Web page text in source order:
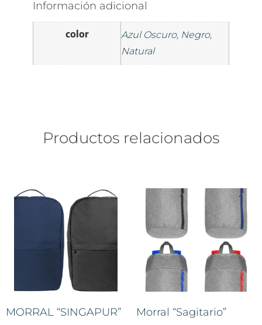
Información adicional
color
Azul Oscuro, Negro,
Natural
Productos relacionados
MORRAL “SINGAPUR” Morral “Sagitario”